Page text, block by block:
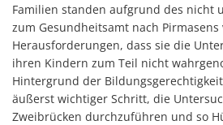
Familien standen aufgrund des nicht
zum Gesundheitsamt nach Pirmasens
Herausforderungen, dass sie die
ihren Kindern zum Teil nicht
Hintergrund der
äußerst wichtiger Schritt, die
Zweibrücken durchzuführen und so